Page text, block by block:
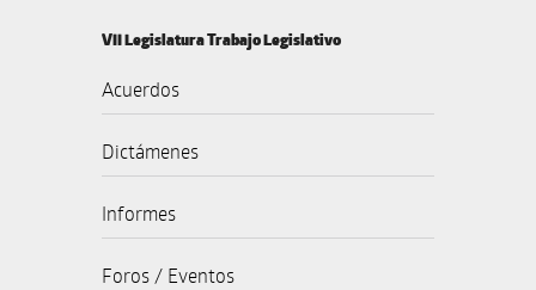
VII Legislatura Trabajo Legislativo
Acuerdos
Dictámenes
Informes
Foros / Eventos